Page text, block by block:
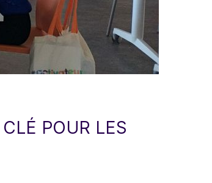
POUR LES